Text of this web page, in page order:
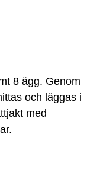
8 ägg. Genom
och läggas i
med